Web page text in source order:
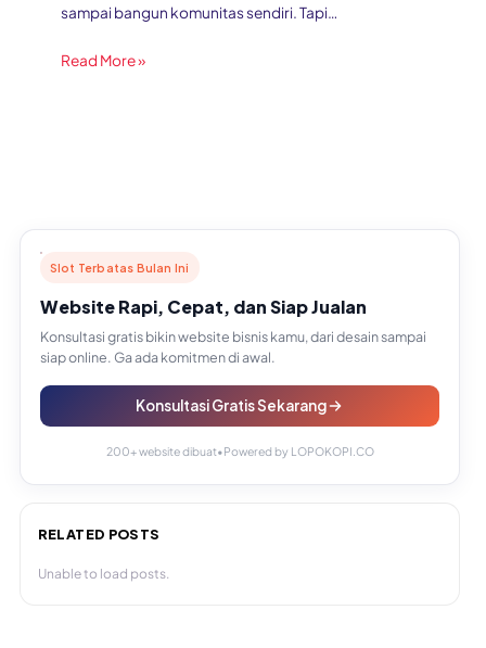
sampai bangun komunitas sendiri. Tapi…
Read More »
Slot Terbatas Bulan Ini
Website Rapi, Cepat, dan Siap Jualan
Konsultasi gratis bikin website bisnis kamu, dari desain sampai
siap online. Ga ada komitmen di awal.
Konsultasi Gratis Sekarang
200+ website dibuat•Powered by LOPOKOPI.CO
RELATED POSTS
Unable to load posts.